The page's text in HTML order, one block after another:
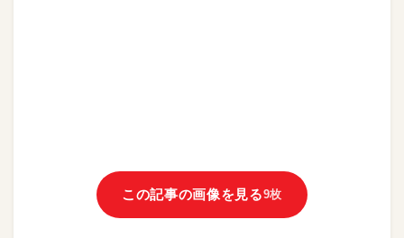
この記事の画像を見る9枚